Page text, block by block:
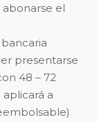
el
presentarse
48 – 72
a